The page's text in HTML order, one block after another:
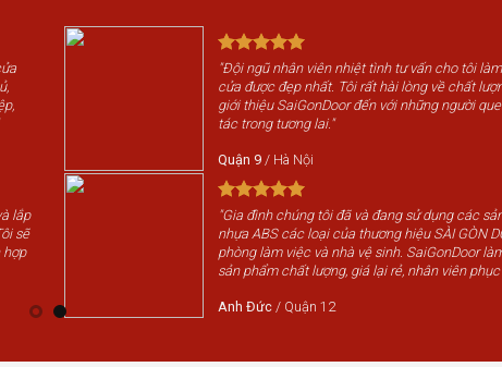
"Đội ngũ nhân viên nhiệt tình tư vấn cho tôi
cửa được đẹp nhất. Tôi rất hài lòng về chất
giới thiệu SaiGonDoor đến với những người
tác trong tương lai."
Quận 9 / Hà Nội
lắp
sẽ
hợp
"Gia đình chúng tôi đã và đang sử dụng các
nhựa ABS các loại của thương hiệu SÀI GÒN
phòng làm việc và nhà vệ sinh. SaiGonDoor
sản phẩm chất lượng, giá lại rẻ, nhân viên
Anh Đức / Quận 12